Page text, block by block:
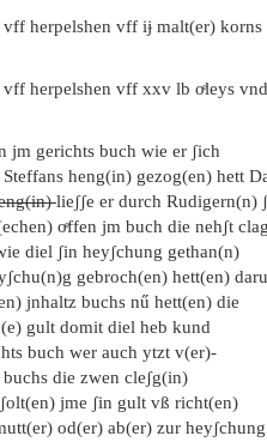
herpelshen vff iɉ malt(er) korns
vff herpelshen vff xxv lb oͤleys vnd
jm gerichts buch wie er ʃich
heng(in) gezog(en) hett
lieʃʃe er durch Rudigern(n)
oͤffen jm buch die nehʃt clag
diel ʃin heyʃchung gethan(n)
gebroch(en) hett(en)
jnhaltz buchs nű hett(en) die
gult domit diel heb kund
buch wer auch ytzt v(er)-
die zwen cleʃg(in)
jme ʃin gult vß richt(en)
od(er) ab(er) zur heyʃchung